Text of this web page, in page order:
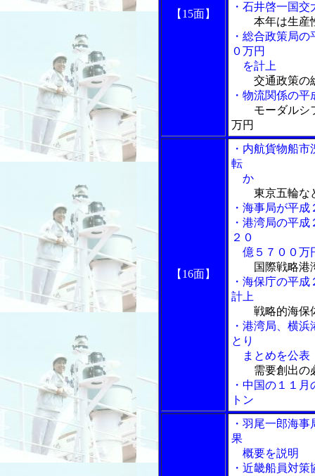
【15面】
・石井啓一国
本年は生産
・総合政策局
０万円
を計上
交通政策の
・物流関係の
モーダルシ
万円
【16面】
・内航貨物船
転
か
東京五輪な
・海事局が平
・港湾局の平
２０
億５７００万
国際戦略港
・海保庁の平
計上
戦略的海保
・港湾局、横
とり
まとめを公表
需要創出の
・中国の１１
トン
・羽尾一郎海
果
概要を説明
・近畿船員対